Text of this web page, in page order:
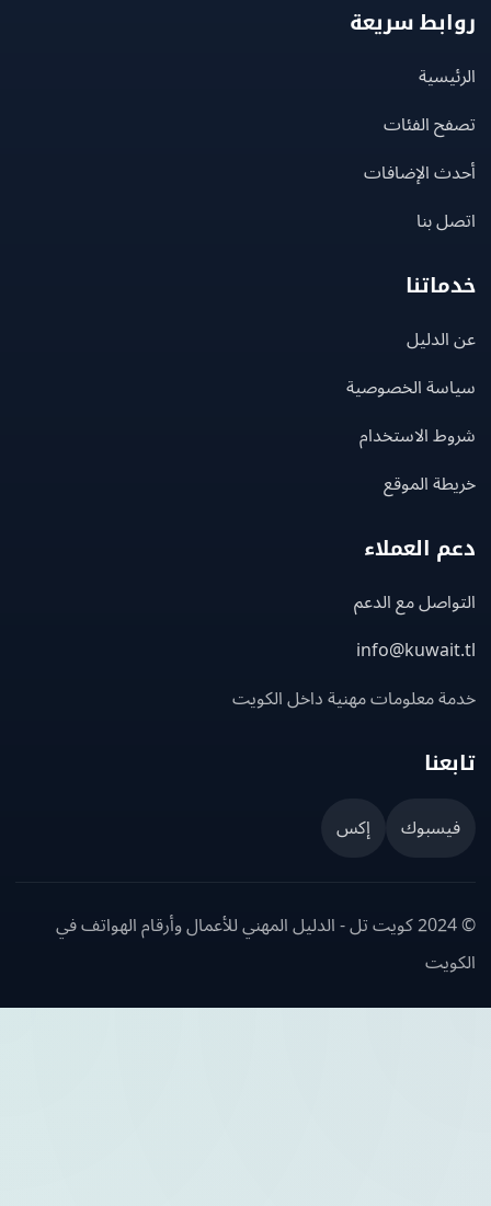
سريعة
الفئات
الإضافات
بنا
الخصوصية
الاستخدام
الموقع
العملاء
مع الدعم
معلومات مهنية داخل الكويت
إكس
© 2024 كويت تل - الدليل المهني للأعمال وأرقام الهواتف في